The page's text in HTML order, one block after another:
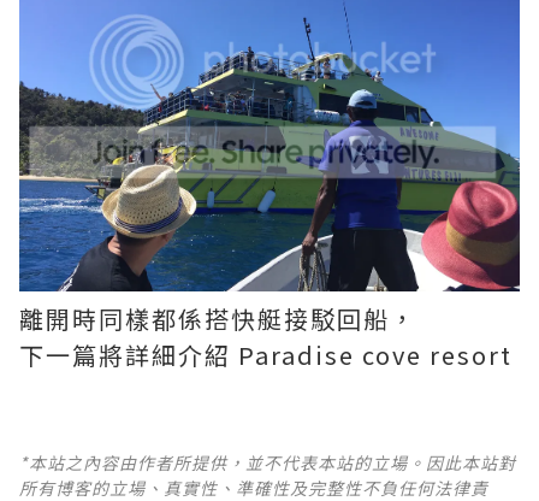
離開時同樣都係搭快艇接駁回船，
下一篇將詳細介紹 Paradise cove resort
*本站之內容由作者所提供，並不代表本站的立場。因此本站對
所有博客的立場、真實性、準確性及完整性不負任何法律責